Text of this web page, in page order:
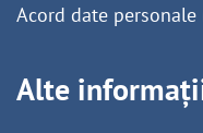
Acord date personale
Alte